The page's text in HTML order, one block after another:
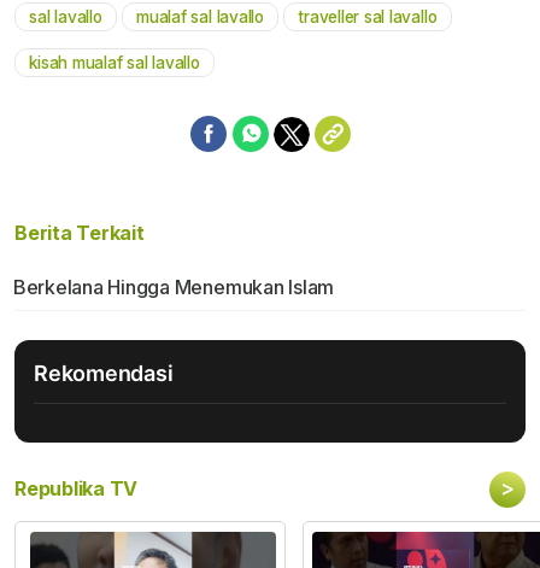
Mute
sal lavallo mualaf sal lavallo traveller sal lavallo
kisah mualaf sal lavallo
Berita Terkait
Berkelana Hingga Menemukan Islam
Rekomendasi
Republika TV >